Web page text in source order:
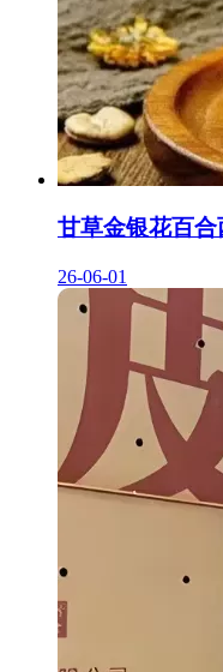
甘草金银花百
26-06-01